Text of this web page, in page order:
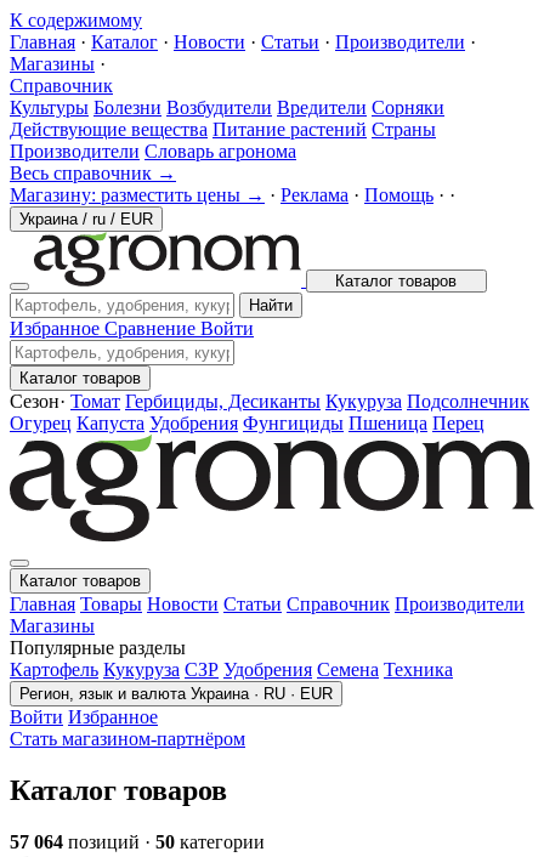
К содержимому
Главная · Каталог · Новости · Статьи · Производители ·
Магазины ·
Справочник
Культуры Болезни Возбудители Вредители Сорняки
Действующие вещества Питание растений Страны
Производители Словарь агронома
Весь справочник →
Магазину: разместить цены → · Реклама · Помощь · ·
Украина / ru / EUR
Каталог товаров
Найти
Избранное Сравнение Войти
Каталог товаров
Сезон· Томат Гербициды, Десиканты Кукуруза Подсолнечник
Огурец Капуста Удобрения Фунгициды Пшеница Перец
Каталог товаров
Главная Товары Новости Статьи Справочник Производители
Магазины
Популярные разделы
Картофель Кукуруза СЗР Удобрения Семена Техника
Регион, язык и валюта Украина · RU · EUR
Войти Избранное
Стать магазином-партнёром
Каталог товаров
57 064 позиций · 50 категории